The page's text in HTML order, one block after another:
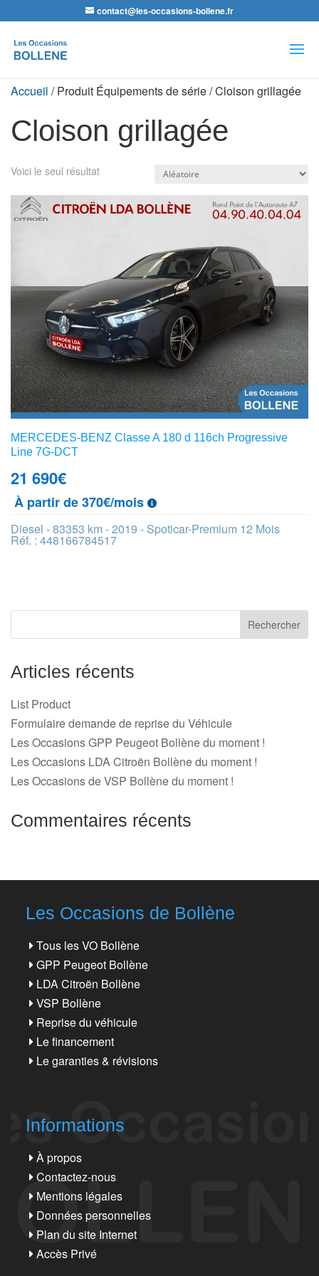
contact@les-occasions-bollene.fr
de
produits
Accueil / Produit Équipements de série / Cloison grillagée
Cloison grillagée
Voici le seul résultat
MERCEDES-BENZ Classe A 180 d 116ch Progressive
Line 7G-DCT
21 690€
À partir de 370€/mois
Diesel - 83353 km - 2019 - Spoticar-Premium 12 Mois
Réf. : 448166784517
Articles récents
List Product
Formulaire demande de reprise du Véhicule
Les Occasions GPP Peugeot Bollène du moment !
Les Occasions LDA Citroën Bollène du moment !
Les Occasions de VSP Bollène du moment !
Commentaires récents
Les Occasions de Bollène
Tous les VO Bollène
GPP Peugeot Bollène
LDA Citroën Bollène
VSP Bollène
Reprise du véhicule
Le financement
Le garanties & révisions
Informations
À propos
Contactez-nous
Mentions légales
Données personnelles
Plan du site Internet
Accès Privé